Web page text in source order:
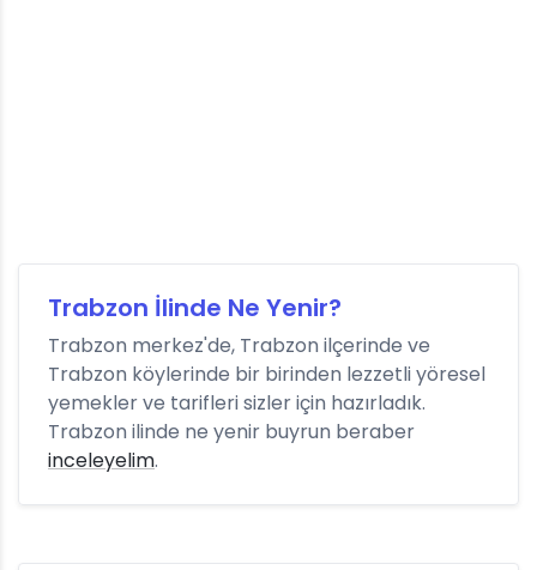
Trabzon İlinde Ne Yenir?
Trabzon merkez'de, Trabzon ilçerinde ve
Trabzon köylerinde bir birinden lezzetli yöresel
yemekler ve tarifleri sizler için hazırladık.
Trabzon ilinde ne yenir buyrun beraber
inceleyelim.